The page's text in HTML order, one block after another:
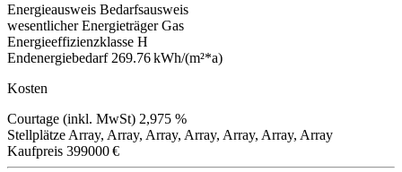
Energieausweis Bedarfsausweis
wesentlicher Energieträger Gas
Energieeffizienzklasse H
Endenergiebedarf 269.76 kWh/(m²*a)
Kosten
Courtage (inkl. MwSt) 2,975 %
Stellplätze Array, Array, Array, Array, Array, Array, Array
Kaufpreis 399000 €